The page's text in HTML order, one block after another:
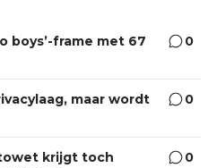
boys’-frame met 67
0
maar wordt
0
krijgt toch
0